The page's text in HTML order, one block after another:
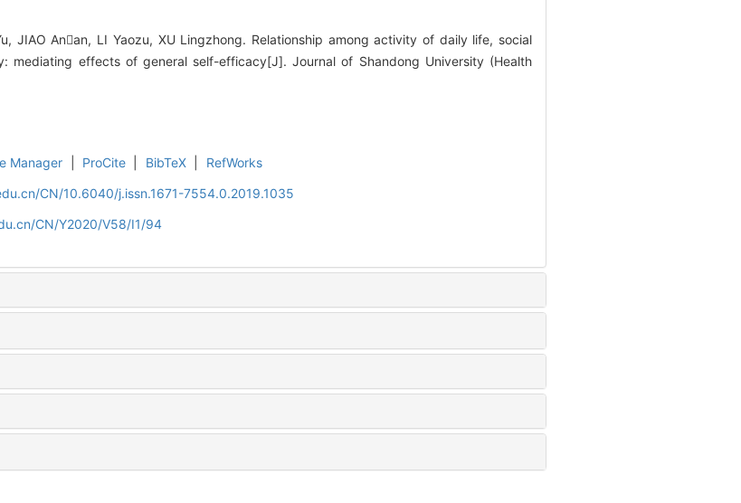
JIAO Anan, LI Yaozu, XU Lingzhong. Relationship among activity of daily life, social
mediating effects of general self-efficacy[J]. Journal of Shandong University (Health
Manager ProCite BibTeX
RefWorks
CN/10.6040/j.issn.1671-7554.0.2019.1035
CN/Y2020/V58/I1/94